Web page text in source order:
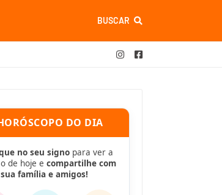
BUSCAR
DO DIA
no seu signopara ver a
de hoje e compartilhe com
sua família e amigos!